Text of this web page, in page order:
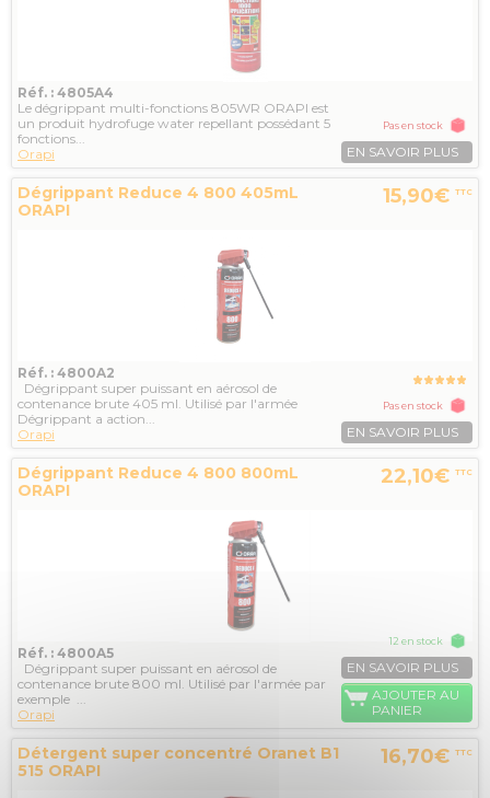
Réf. : 4805A4
Le dégrippant multi-fonctions 805WR ORAPI est
un produit hydrofuge water repellant possédant 5
fonctions...
Orapi
Pas en stock
EN SAVOIR PLUS
Dégrippant Reduce 4 800 405mL
ORAPI
15,90€ TTC
Réf. : 4800A2
Dégrippant super puissant en aérosol de
contenance brute 405 ml. Utilisé par l'armée
Dégrippant a action...
Orapi
Pas en stock
EN SAVOIR PLUS
Dégrippant Reduce 4 800 800mL
ORAPI
22,10€ TTC
Réf. : 4800A5
Dégrippant super puissant en aérosol de
contenance brute 800 ml. Utilisé par l'armée par
exemple ...
Orapi
12 en stock
EN SAVOIR PLUS
AJOUTER AU
PANIER
Détergent super concentré Oranet B1
515 ORAPI
16,70€ TTC